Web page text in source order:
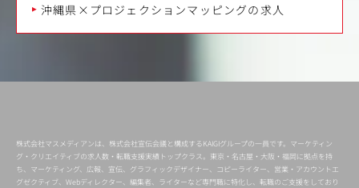
沖縄県×プロジェクションマッピングの求人
株式会社マスメディアンは、株式会社宣伝会議と構成するKAIGIグループの一員です。マーケティン
グ・クリエイティブの求人数・転職支援実績トップクラス。東京・名古屋・大阪・福岡に拠点を持
ち、マーケティング、広報、宣伝、グラフィックデザイナー、コピーライター、営業・アカウントエ
グゼクティブ、Webディレクター、編集者、ライターなど専門職に特化し、転職のご支援をしており